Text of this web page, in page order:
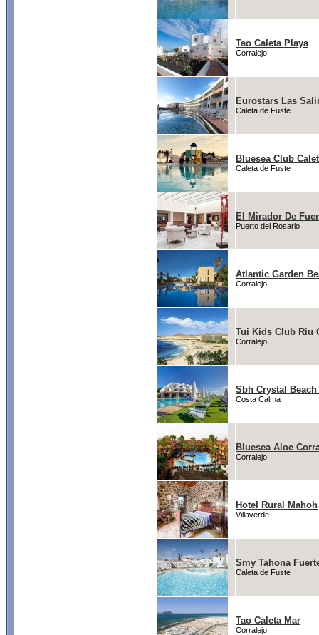
Tao Caleta Playa
Corralejo
Eurostars Las
Caleta de Fuste
Bluesea Club
Caleta de Fuste
El Mirador De
Puerto del Rosario
Atlantic Garden
Corralejo
Tui Kids Club Riu
Corralejo
Sbh Crystal
Costa Calma
Bluesea Aloe
Corralejo
Hotel Rural Mahoh
Villaverde
Smy Tahona
Caleta de Fuste
Tao Caleta Mar
Corralejo